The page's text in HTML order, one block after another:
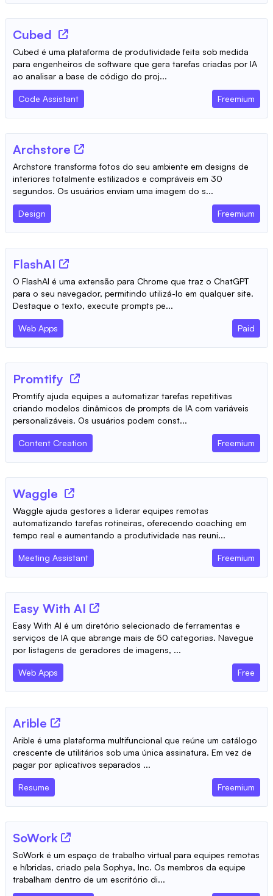
Cubed
Cubed é uma plataforma de produtividade feita sob medida
para engenheiros de software que gera tarefas criadas por IA
ao analisar a base de código do proj...
Code Assistant Freemium
Archstore
Archstore transforma fotos do seu ambiente em designs de
interiores totalmente estilizados e compráveis em 30
segundos. Os usuários enviam uma imagem do s...
Design Freemium
FlashAI
O FlashAI é uma extensão para Chrome que traz o ChatGPT
para o seu navegador, permitindo utilizá-lo em qualquer site.
Destaque o texto, execute prompts pe...
Web Apps Paid
Promtify
Promtify ajuda equipes a automatizar tarefas repetitivas
criando modelos dinâmicos de prompts de IA com variáveis
personalizáveis. Os usuários podem const...
Content Creation Freemium
Waggle
Waggle ajuda gestores a liderar equipes remotas
automatizando tarefas rotineiras, oferecendo coaching em
tempo real e aumentando a produtividade nas reuni...
Meeting Assistant Freemium
Easy With AI
Easy With AI é um diretório selecionado de ferramentas e
serviços de IA que abrange mais de 50 categorias. Navegue
por listagens de geradores de imagens, ...
Web Apps Free
Arible
Arible é uma plataforma multifuncional que reúne um catálogo
crescente de utilitários sob uma única assinatura. Em vez de
pagar por aplicativos separados ...
Resume Freemium
SoWork
SoWork é um espaço de trabalho virtual para equipes remotas
e híbridas, criado pela Sophya, Inc. Os membros da equipe
trabalham dentro de um escritório di...